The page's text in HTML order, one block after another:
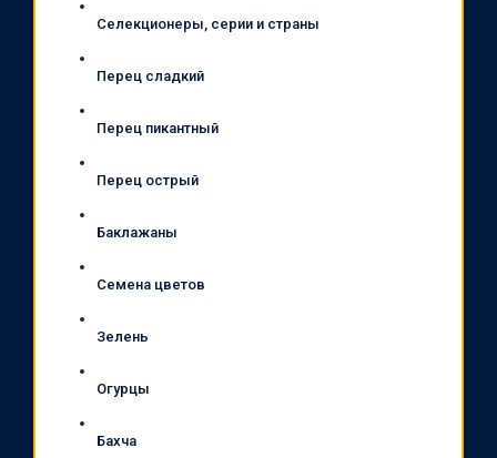
Селекционеры, серии и страны
Перец сладкий
Перец пикантный
Перец острый
Баклажаны
Семена цветов
Зелень
Огурцы
Бахча